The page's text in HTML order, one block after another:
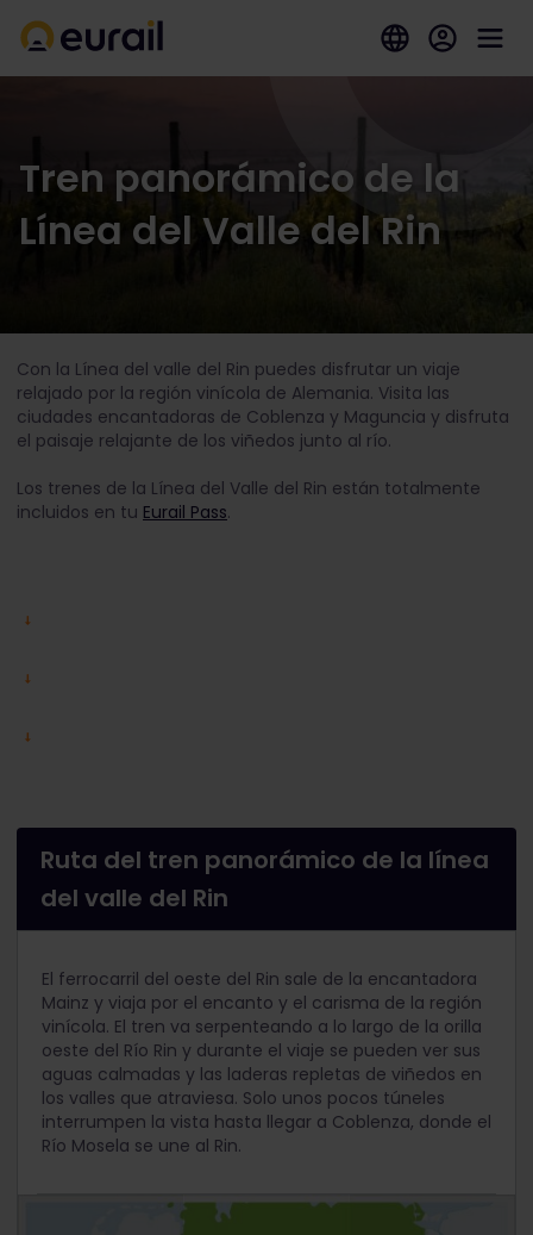
Tren panorámico de la
Línea del Valle del Rin
Con la Línea del valle del Rin puedes disfrutar un viaje
relajado por la región vinícola de Alemania. Visita las
ciudades encantadoras de Coblenza y Maguncia y disfruta
el paisaje relajante de los viñedos junto al río.
Los trenes de la Línea del Valle del Rin están totalmente
incluidos en tu Eurail Pass.
Ruta del tren panorámico de la línea
del valle del Rin
El ferrocarril del oeste del Rin sale de la encantadora
Mainz y viaja por el encanto y el carisma de la región
vinícola. El tren va serpenteando a lo largo de la orilla
oeste del Río Rin y durante el viaje se pueden ver sus
aguas calmadas y las laderas repletas de viñedos en
los valles que atraviesa. Solo unos pocos túneles
interrumpen la vista hasta llegar a Coblenza, donde el
Río Mosela se une al Rin.